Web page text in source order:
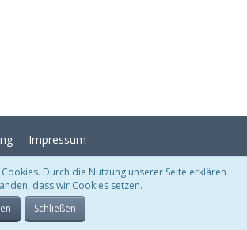
Impressum
Temptation , erstellt vonKittMedia
Software:
Durch die Nutzung unserer Seite erklären
dass wir Cookies setzen.
Schließen